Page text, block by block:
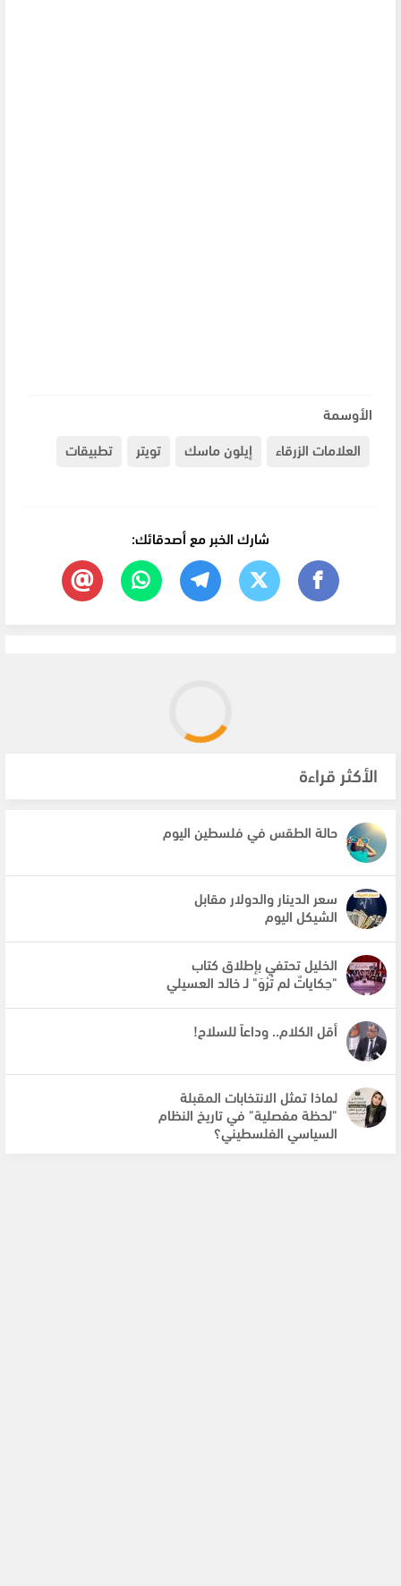
الأوسمة
العلامات الزرقاء
إيلون ماسك تويتر تطبيقات
شارك الخبر مع أصدقائك:
الأكثر قراءة
حالة الطقس في فلسطين اليوم
سعر الدينار والدولار مقابل
الشيكل اليوم
الخليل تحتفي بإطلاق كتاب
"حِكاياتٌ لم تُرْوَ" لـ خالد العسيلي
أقل الكلام.. وداعاً للسلاح!
لماذا تمثل الانتخابات المقبلة
"لحظة مفصلية" في تاريخ النظام
السياسي الفلسطيني؟